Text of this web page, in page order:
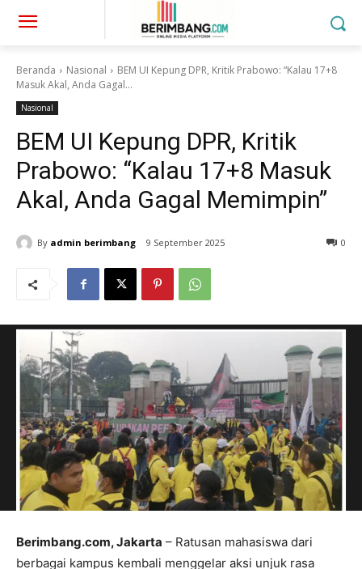
Beranda Nasional
BEM UI Kepung DPR, Kritik Prabowo: “Kalau 17+8
Masuk Akal, Anda Gagal...
Nasional
BEM UI Kepung DPR, Kritik
Prabowo: “Kalau 17+8 Masuk
Akal, Anda Gagal Memimpin”
By admin berimbang 9 September 2025 0
Berimbang.com, Jakarta – Ratusan mahasiswa dari
berbagai kampus kembali menggelar aksi unjuk rasa